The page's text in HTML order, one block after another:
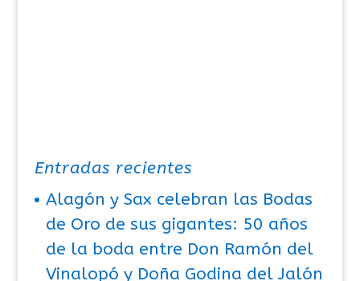
Entradas recientes
Alagón y Sax celebran las Bodas
de Oro de sus gigantes: 50 años
de la boda entre Don Ramón del
Vinalopó y Doña Godina del Jalón